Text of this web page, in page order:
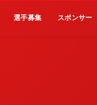
選手募集 スポンサー